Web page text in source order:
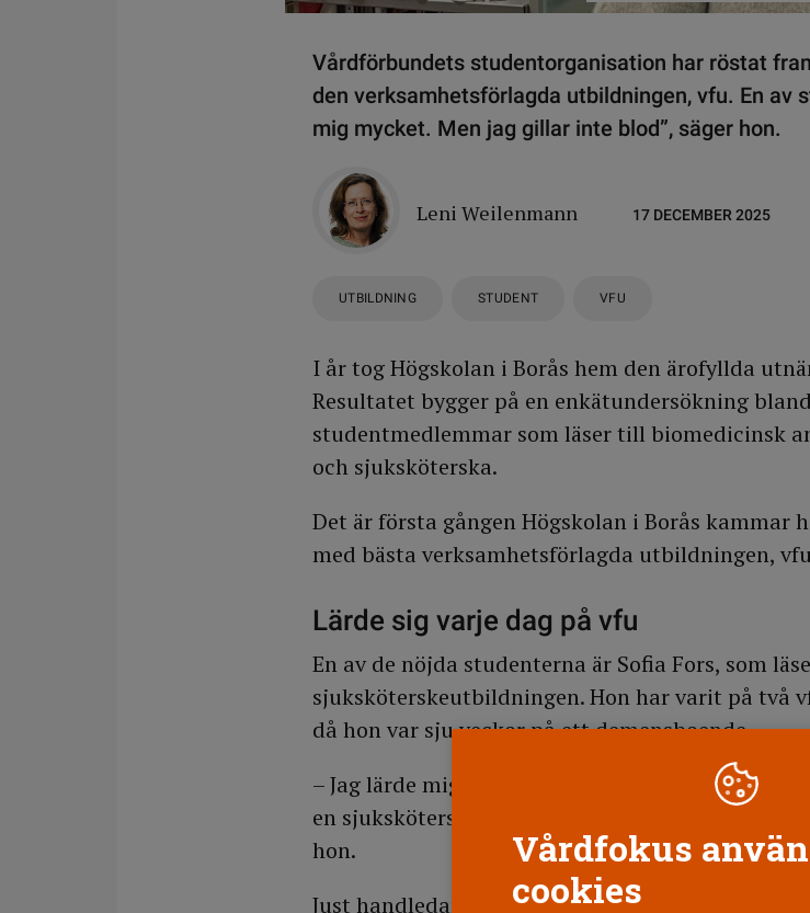
Vårdförbundets studentorganisation har röstat
den verksamhetsförlagda utbildningen, vfu. En av
mig mycket. Men jag gillar inte blod”, säger hon.
Leni Weilenmann 17 DECEMBER 2025
UTBILDNING STUDENT VFU
I år tog Högskolan i Borås hem den ärofyllda
Resultatet bygger på en enkätundersökning
studentmedlemmar som läser till biomedicinsk
och sjuksköterska.
Det är första gången Högskolan i Borås kammar
med bästa verksamhetsförlagda utbildningen,
Lärde sig varje dag på vfu
En av de nöjda studenterna är Sofia Fors, som
sjuksköterskeutbildningen. Hon har varit på två
då hon var sju veckor på ett demensboende.
– Jag lärde mig varje dag. Handledarna lät mig
en sjuksköterska och en undersköterska. De
hon.
Just handledarnas stora betydelse är en sak som
Vårdfokus
cookies